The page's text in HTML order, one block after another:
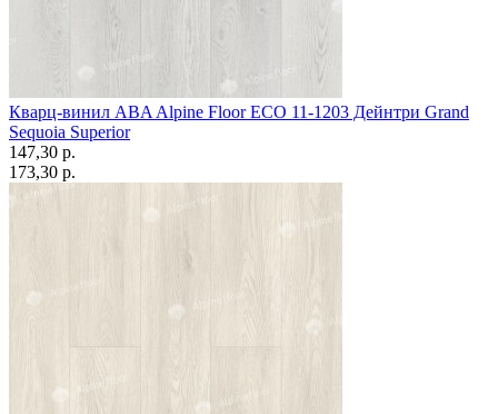
Кварц-винил ABA Alpine Floor ECO 11-1203 Дейнтри Grand
Sequoia Superior
147,30 p.
173,30 p.